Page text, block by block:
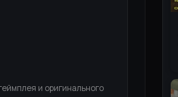
и оригинального